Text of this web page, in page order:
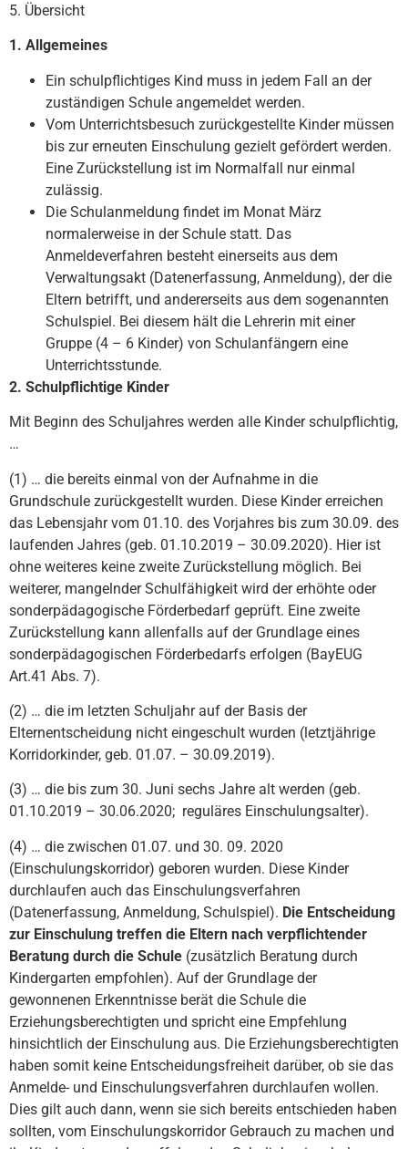
5. Übersicht
1. Allgemeines
Ein schulpflichtiges Kind muss in jedem Fall an der
zuständigen Schule angemeldet werden.
Vom Unterrichtsbesuch zurückgestellte Kinder müssen
bis zur erneuten Einschulung gezielt gefördert werden.
Eine Zurückstellung ist im Normalfall nur einmal
zulässig.
Die Schulanmeldung findet im Monat März
normalerweise in der Schule statt. Das
Anmeldeverfahren besteht einerseits aus dem
Verwaltungsakt (Datenerfassung, Anmeldung), der die
Eltern betrifft, und andererseits aus dem sogenannten
Schulspiel. Bei diesem hält die Lehrerin mit einer
Gruppe (4 – 6 Kinder) von Schulanfängern eine
Unterrichtsstunde.
2. Schulpflichtige Kinder
Mit Beginn des Schuljahres werden alle Kinder schulpflichtig,
…
(1) … die bereits einmal von der Aufnahme in die
Grundschule zurückgestellt wurden. Diese Kinder erreichen
das Lebensjahr vom 01.10. des Vorjahres bis zum 30.09. des
laufenden Jahres (geb. 01.10.2019 – 30.09.2020). Hier ist
ohne weiteres keine zweite Zurückstellung möglich. Bei
weiterer, mangelnder Schulfähigkeit wird der erhöhte oder
sonderpädagogische Förderbedarf geprüft. Eine zweite
Zurückstellung kann allenfalls auf der Grundlage eines
sonderpädagogischen Förderbedarfs erfolgen (BayEUG
Art.41 Abs. 7).
(2) … die im letzten Schuljahr auf der Basis der
Elternentscheidung nicht eingeschult wurden (letztjährige
Korridorkinder, geb. 01.07. – 30.09.2019).
(3) … die bis zum 30. Juni sechs Jahre alt werden (geb.
01.10.2019 – 30.06.2020; reguläres Einschulungsalter).
(4) … die zwischen 01.07. und 30. 09. 2020
(Einschulungskorridor) geboren wurden. Diese Kinder
durchlaufen auch das Einschulungsverfahren
(Datenerfassung, Anmeldung, Schulspiel). Die Entscheidung
zur Einschulung treffen die Eltern nach verpflichtender
Beratung durch die Schule (zusätzlich Beratung durch
Kindergarten empfohlen). Auf der Grundlage der
gewonnenen Erkenntnisse berät die Schule die
Erziehungsberechtigten und spricht eine Empfehlung
hinsichtlich der Einschulung aus. Die Erziehungsberechtigten
haben somit keine Entscheidungsfreiheit darüber, ob sie das
Anmelde- und Einschulungsverfahren durchlaufen wollen.
Dies gilt auch dann, wenn sie sich bereits entschieden haben
sollten, vom Einschulungskorridor Gebrauch zu machen und